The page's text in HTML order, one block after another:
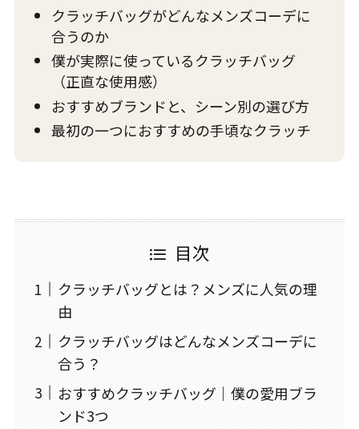
クラッチバッグがどんなメンズコーデに
合うのか
僕が実際に使っているクラッチバッグ
（正直な使用感）
おすすめブランドと、シーン別の選び方
最初の一つにおすすめの手頃なクラッチ
目次
クラッチバッグとは？メンズに人気の理
由
クラッチバッグはどんなメンズコーデに
合う？
おすすめクラッチバッグ｜僕の愛用ブラ
ンド3つ